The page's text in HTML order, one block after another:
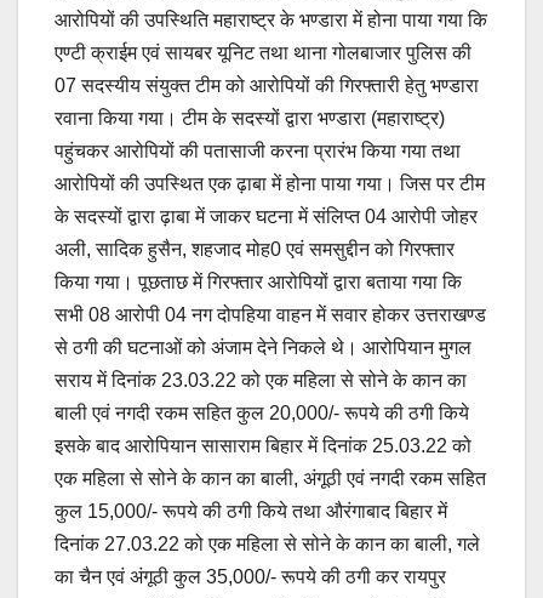
आरोपियों की उपस्थिति महाराष्ट्र के भण्डारा में होना पाया गया कि
एण्टी क्राईम एवं सायबर यूनिट तथा थाना गोलबाजार पुलिस की
07 सदस्यीय संयुक्त टीम को आरोपियों की गिरफ्तारी हेतु भण्डारा
रवाना किया गया। टीम के सदस्यों द्वारा भण्डारा (महाराष्ट्र)
पहुंचकर आरोपियों की पतासाजी करना प्रारंभ किया गया तथा
आरोपियों की उपस्थित एक ढ़ाबा में होना पाया गया। जिस पर टीम
के सदस्यों द्वारा ढ़ाबा में जाकर घटना में संलिप्त 04 आरोपी जोहर
अली, सादिक हुसैन, शहजाद मोह0 एवं समसुद्दीन को गिरफ्तार
किया गया। पूछताछ में गिरफ्तार आरोपियों द्वारा बताया गया कि
सभी 08 आरोपी 04 नग दोपहिया वाहन में सवार होकर उत्तराखण्ड
से ठगी की घटनाओं को अंजाम देने निकले थे। आरोपियान मुगल
सराय में दिनांक 23.03.22 को एक महिला से सोने के कान का
बाली एवं नगदी रकम सहित कुल 20,000/- रूपये की ठगी किये
इसके बाद आरोपियान सासाराम बिहार में दिनांक 25.03.22 को
एक महिला से सोने के कान का बाली, अंगूठी एवं नगदी रकम सहित
कुल 15,000/- रूपये की ठगी किये तथा औरंगाबाद बिहार में
दिनांक 27.03.22 को एक महिला से सोने के कान का बाली, गले
का चैन एवं अंगूठी कुल 35,000/- रूपये की ठगी कर रायपुर